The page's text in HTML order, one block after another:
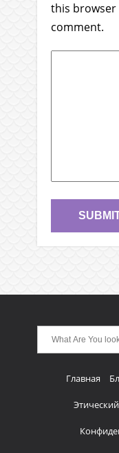
this
comment.
Главная